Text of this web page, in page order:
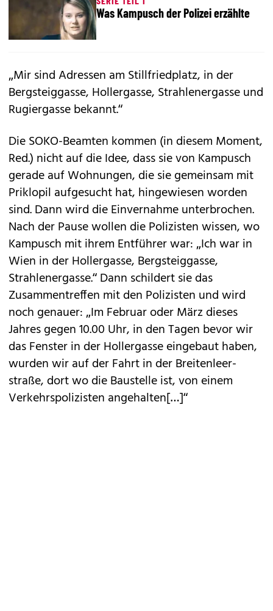
Was Kampusch der Polizei erzählte
„Mir sind Adressen am Stillfriedplatz, in der
Bergsteiggasse, Hollergasse, Strahlenergasse und
Rugiergasse bekannt.“
Die SOKO-Beamten kommen (in diesem Moment,
Red.) nicht auf die Idee, dass sie von Kampusch
gerade auf Wohnungen, die sie gemeinsam mit
Priklopil aufgesucht hat, hingewiesen worden
sind. Dann wird die Einvernahme unterbrochen.
Nach der Pause wollen die Polizisten wissen, wo
Kampusch mit ihrem Entführer war: „Ich war in
Wien in der Hollergasse, Bergsteiggasse,
Strahlenergasse.“ Dann schildert sie das
Zusammentreffen mit den Polizisten und wird
noch genauer: „Im Februar oder März dieses
Jahres gegen 10.00 Uhr, in den Tagen bevor wir
das Fenster in der Hollergasse eingebaut haben,
wurden wir auf der Fahrt in der Breitenleer-
straße, dort wo die Baustelle ist, von einem
Verkehrspolizisten angehalten[…]“